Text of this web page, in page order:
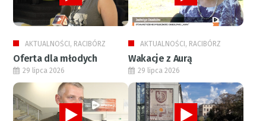
AKTUALNOŚCI, RACIBÓRZ
Oferta dla młodych
AKTUALNOŚCI, RACIBÓRZ
Wakacje z Aurą
29 lipca 2026 29 lipca 2026